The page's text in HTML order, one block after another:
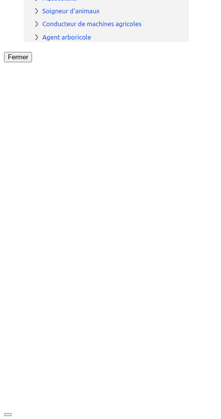
Fermer